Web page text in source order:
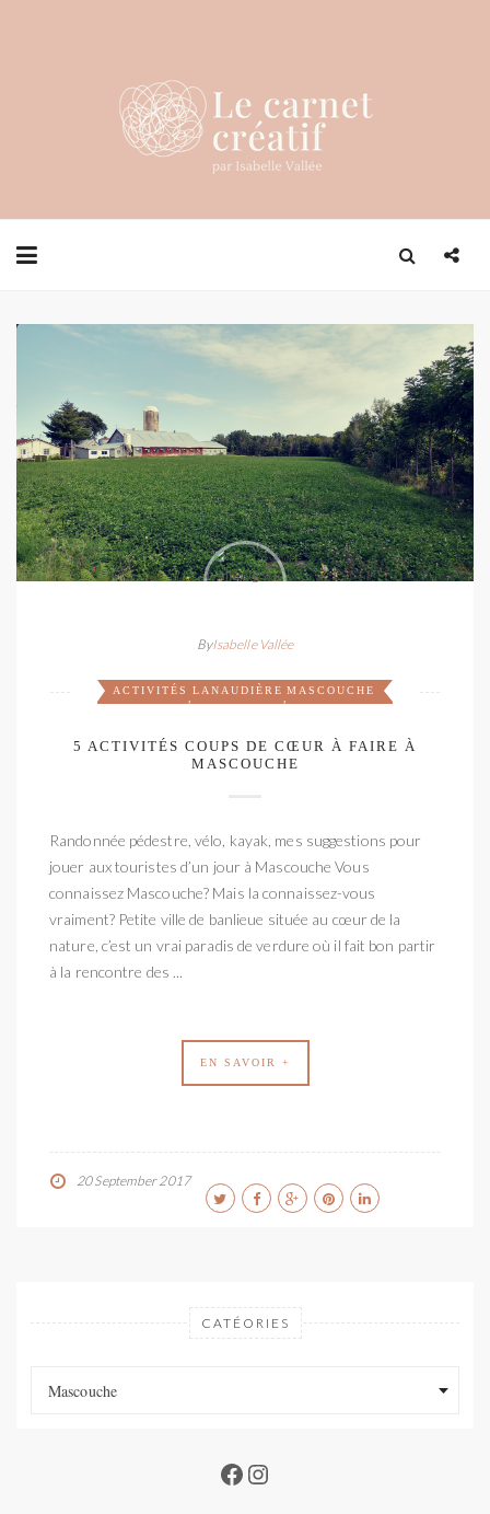
ByIsabelle Vallée
ACTIVITÉS LANAUDIÈRE MASCOUCHE
5 ACTIVITÉS COUPS DE CŒUR À FAIRE À
MASCOUCHE
Randonnée pédestre, vélo, kayak, mes suggestions pour
jouer aux touristes d’un jour à Mascouche Vous
connaissez Mascouche? Mais la connaissez-vous
vraiment? Petite ville de banlieue située au cœur de la
nature, c’est un vrai paradis de verdure où il fait bon partir
à la rencontre des ...
EN SAVOIR +
20 September 2017
CATÉORIES
Mascouche
Facebook
Instagram